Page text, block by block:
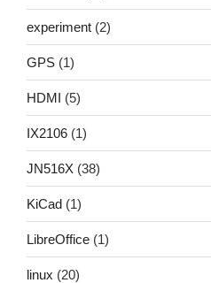
experiment (2)
GPS (1)
HDMI (5)
IX2106 (1)
JN516X (38)
KiCad (1)
LibreOffice (1)
linux (20)